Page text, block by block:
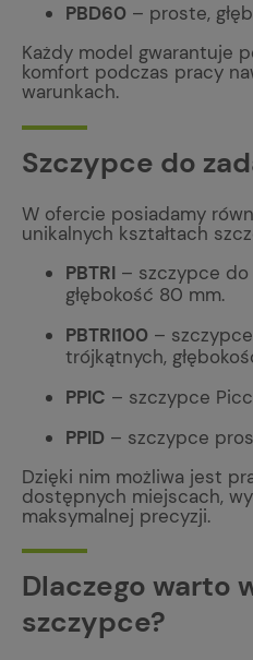
PBD60 – proste,
Każdy model gwarantuje
komfort podczas pracy
warunkach.
Szczypce do
W ofercie posiadamy
unikalnych kształtach
PBTRI – szczypce
głębokość 80 mm.
PBTRI100 –
trójkątnych,
PPIC – szczypce
PPID – szczypce
Dzięki nim możliwa jest
dostępnych miejscach,
maksymalnej precyzji.
Dlaczego warto
szczypce?